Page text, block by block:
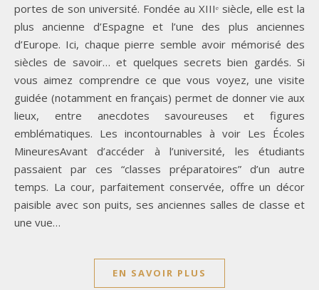
portes de son université. Fondée au XIIIᵉ siècle, elle est la
plus ancienne d’Espagne et l’une des plus anciennes
d’Europe. Ici, chaque pierre semble avoir mémorisé des
siècles de savoir… et quelques secrets bien gardés. Si
vous aimez comprendre ce que vous voyez, une visite
guidée (notamment en français) permet de donner vie aux
lieux, entre anecdotes savoureuses et figures
emblématiques. Les incontournables à voir Les Écoles
MineuresAvant d’accéder à l’université, les étudiants
passaient par ces “classes préparatoires” d’un autre
temps. La cour, parfaitement conservée, offre un décor
paisible avec son puits, ses anciennes salles de classe et
une vue…
EN SAVOIR PLUS